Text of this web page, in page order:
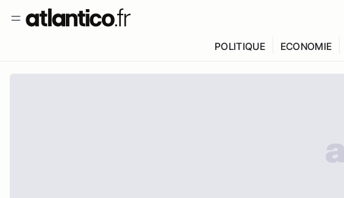
POLITIQUE ECONOMIE